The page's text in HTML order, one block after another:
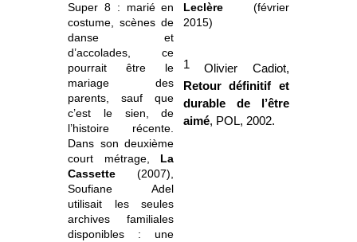
Super 8 : marié en
costume, scènes de
danse et
d’accolades, ce
pourrait être le
mariage des
parents, sauf que
c’est le sien, de
l’histoire récente.
Dans son deuxième
court métrage, La
Cassette (2007),
Soufiane Adel
utilisait les seules
archives familiales
disponibles : une
Leclère (février
2015)
1Olivier Cadiot,
Retour définitif et
durable de l’être
aimé, POL, 2002.